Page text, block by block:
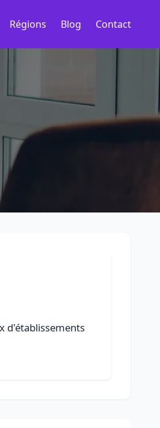
Régions Blog Contact
d'établissements